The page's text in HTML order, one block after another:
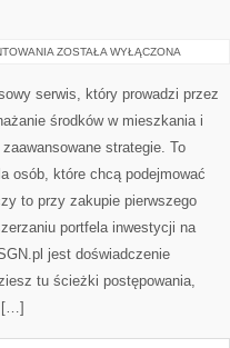
DOMY
ZOSTAŁA WYŁĄCZONA
serwis, który prowadzi przez
środków w mieszkania i
strategie. To
osób, które chcą podejmować
to przy zakupie pierwszego
portfela inwestycji na
jest doświadczenie
tu ścieżki postępowania,
[…]